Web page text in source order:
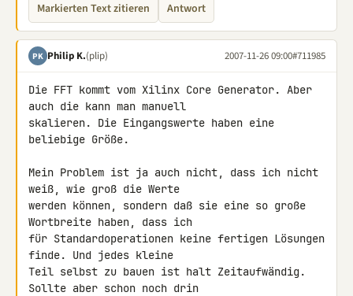
Markierten Text zitieren Antwort
PK Philip K.(plip) 2007-11-26 09:00#711985
Die FFT kommt vom Xilinx Core Generator. Aber
auch die kann man manuell
skalieren. Die Eingangswerte haben eine
beliebige Größe.
Mein Problem ist ja auch nicht, dass ich nicht
weiß, wie groß die Werte
werden können, sondern daß sie eine so große
Wortbreite haben, dass ich
für Standardoperationen keine fertigen Lösungen
finde. Und jedes kleine
Teil selbst zu bauen ist halt Zeitaufwändig.
Sollte aber schon noch drin